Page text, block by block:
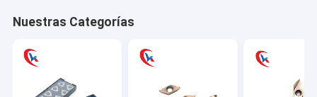
Hogar
Sobre nosotros
Nuestras Categorías